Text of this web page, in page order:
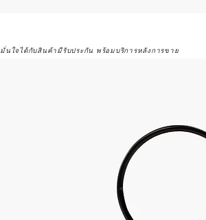
มั่นใจได้กับสินค้ามีรับประกัน พร้อมบริการหลังการขาย